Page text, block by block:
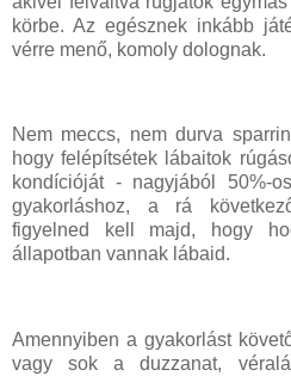
körbe. Az egésznek inkább
vérre menő, komoly dolognak.
Nem meccs, nem durva
hogy felépítsétek lábaitok
kondícióját - nagyjából 50%-
gyakorláshoz, a rá
figyelned kell majd, hogy
állapotban vannak lábaid.
Amennyiben a gyakorlást
vagy sok a duzzanat,